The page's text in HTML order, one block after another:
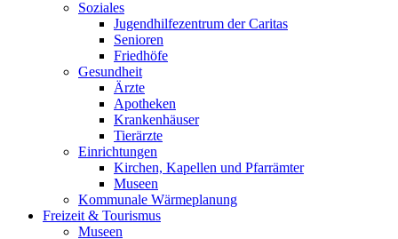
Soziales
Jugendhilfezentrum der Caritas
Senioren
Friedhöfe
Gesundheit
Ärzte
Apotheken
Krankenhäuser
Tierärzte
Einrichtungen
Kirchen, Kapellen und Pfarrämter
Museen
Kommunale Wärmeplanung
Freizeit & Tourismus
Museen